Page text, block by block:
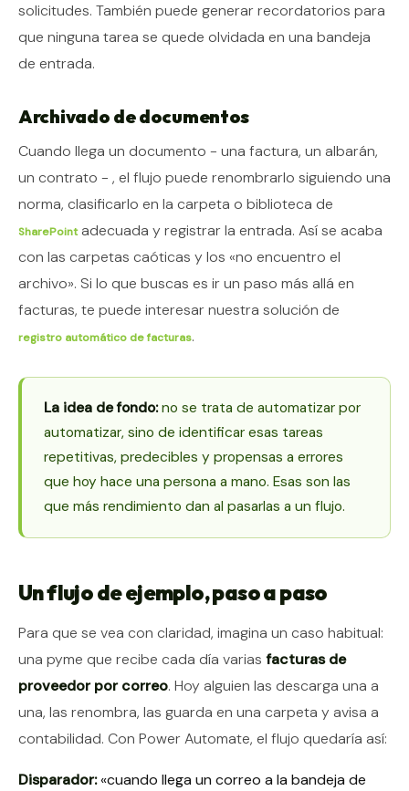
solicitudes. También puede generar recordatorios para
que ninguna tarea se quede olvidada en una bandeja
de entrada.
Archivado de documentos
Cuando llega un documento - una factura, un albarán,
un contrato - , el flujo puede renombrarlo siguiendo una
norma, clasificarlo en la carpeta o biblioteca de
SharePointadecuada y registrar la entrada. Así se acaba
con las carpetas caóticas y los «no encuentro el
archivo». Si lo que buscas es ir un paso más allá en
facturas, te puede interesar nuestra solución de
registro automático de facturas.
La idea de fondo:no se trata de automatizar por
automatizar, sino de identificar esas tareas
repetitivas, predecibles y propensas a errores
que hoy hace una persona a mano. Esas son las
que más rendimiento dan al pasarlas a un flujo.
Un flujo de ejemplo, paso a paso
Para que se vea con claridad, imagina un caso habitual:
una pyme que recibe cada día varias facturas de
proveedor por correo. Hoy alguien las descarga una a
una, las renombra, las guarda en una carpeta y avisa a
contabilidad. Con Power Automate, el flujo quedaría así:
Disparador:«cuando llega un correo a la bandeja de